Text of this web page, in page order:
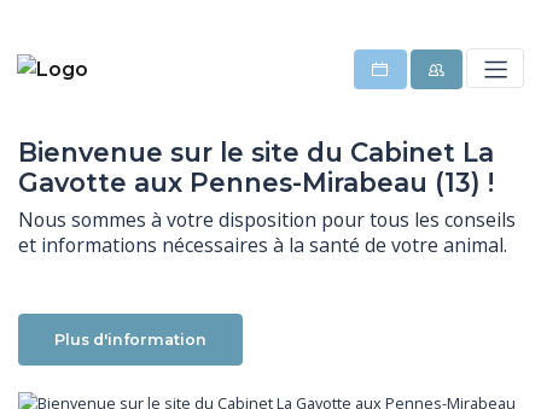
Bienvenue sur le site du Cabinet La
Gavotte aux Pennes-Mirabeau (13) !
Nous sommes à votre disposition pour tous les conseils
et informations nécessaires à la santé de votre animal.
Plus d'information